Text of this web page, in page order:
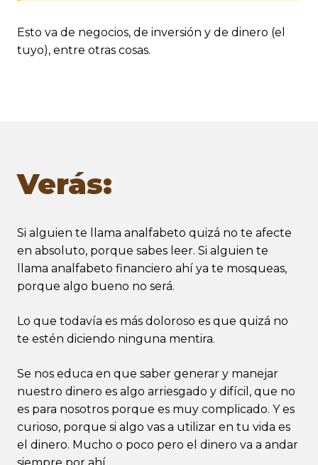
Esto va de negocios, de inversión y de dinero (el
tuyo), entre otras cosas.
Verás:
Si alguien te llama analfabeto quizá no te afecte
en absoluto, porque sabes leer. Si alguien te
llama analfabeto financiero ahí ya te mosqueas,
porque algo bueno no será.
Lo que todavía es más doloroso es que quizá no
te estén diciendo ninguna mentira.
Se nos educa en que saber generar y manejar
nuestro dinero es algo arriesgado y difícil, que no
es para nosotros porque es muy complicado. Y es
curioso, porque si algo vas a utilizar en tu vida es
el dinero. Mucho o poco pero el dinero va a andar